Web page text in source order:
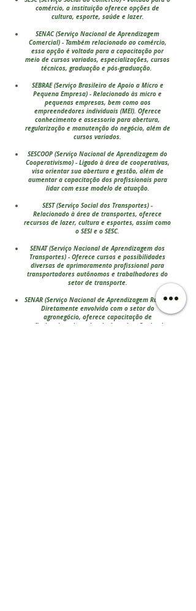
comércio, a instituição oferece opções de
cultura, esporte, saúde e lazer.
SENAC (Serviço Nacional de Aprendizagem
Comercial) - Também relacionado ao comércio,
essa opção é voltada para a capacitação por
meio de cursos variados, especializações, cursos
técnicos, graduação e pós-graduação.
SEBRAE (Serviço Brasileiro de Apoio a Micro e
Pequena Empresa) - Relacionado às micro e
pequenas empresas, bem como aos
empreendedores individuais (MEI). Oferece
conhecimento e assessoria para abertura,
regularização e manutenção do negócio, além de
cursos variados.
SESCOOP (Serviço Nacional de Aprendizagem do
Cooperativismo) - Ligado à área de cooperativas,
visa orientar sua abertura e gestão, além de
aumentar a capacitação dos profissionais para
lidar com esse modelo de atuação.
SEST (Serviço Social dos Transportes) -
Relacionado à área de transportes, oferece
recursos de lazer, cultura e esportes, assim como
o SESI e o SESC.
SENAT (Serviço Nacional de Aprendizagem dos
Transportes) - Oferece cursos e possibilidades
diversas de aprimoramento profissional para
transportadores autônomos e trabalhadores do
setor de transporte.
SENAR (Serviço Nacional de Aprendizagem Rural) -
Diretamente envolvido com o setor do
agronegócio, oferece capacitação de
profissionais, sejam eles da área de mão de obra